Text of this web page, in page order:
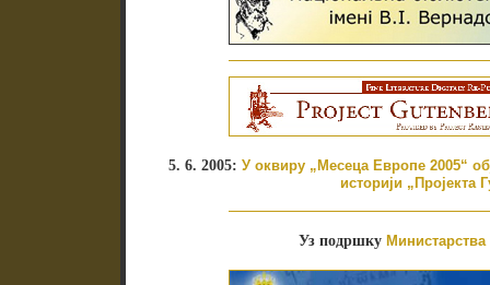
5. 6. 2005: У оквиру „Месеца Европе 2005“
историји „Пројекта
Уз подршку Министарства